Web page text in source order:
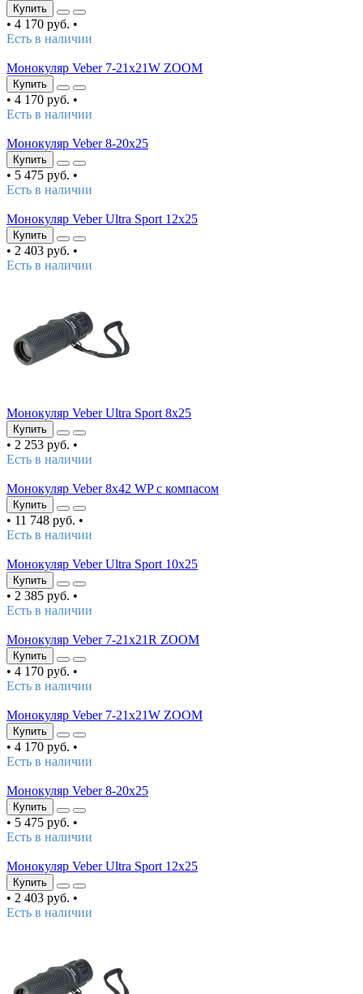
Купить
• 4 170 руб. •
Есть в наличии
Монокуляр Veber 7-21x21W ZOOM
Купить
• 4 170 руб. •
Есть в наличии
Монокуляр Veber 8-20x25
Купить
• 5 475 руб. •
Есть в наличии
Монокуляр Veber Ultra Sport 12x25
Купить
• 2 403 руб. •
Есть в наличии
Монокуляр Veber Ultra Sport 8x25
Купить
• 2 253 руб. •
Есть в наличии
Монокуляр Veber 8х42 WP с компасом
Купить
• 11 748 руб. •
Есть в наличии
Монокуляр Veber Ultra Sport 10x25
Купить
• 2 385 руб. •
Есть в наличии
Монокуляр Veber 7-21x21R ZOOM
Купить
• 4 170 руб. •
Есть в наличии
Монокуляр Veber 7-21x21W ZOOM
Купить
• 4 170 руб. •
Есть в наличии
Монокуляр Veber 8-20x25
Купить
• 5 475 руб. •
Есть в наличии
Монокуляр Veber Ultra Sport 12x25
Купить
• 2 403 руб. •
Есть в наличии